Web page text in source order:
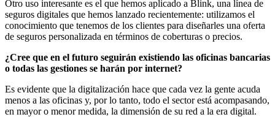
Otro uso interesante es el que hemos aplicado a Blink, una línea de
seguros digitales que hemos lanzado recientemente: utilizamos el
conocimiento que tenemos de los clientes para diseñarles una oferta
de seguros personalizada en términos de coberturas o precios.
¿Cree que en el futuro seguirán existiendo las oficinas bancarias
o todas las gestiones se harán por internet?
Es evidente que la digitalización hace que cada vez la gente acuda
menos a las oficinas y, por lo tanto, todo el sector está acompasando,
en mayor o menor medida, la dimensión de su red a la era digital.